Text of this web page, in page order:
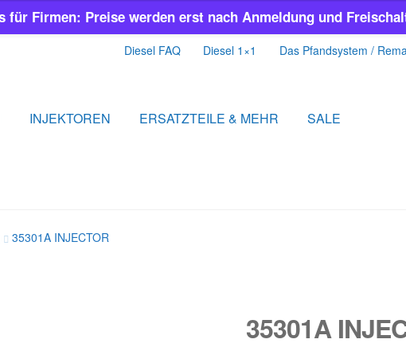
Diesel FAQ Diesel 1×1 Das Pfandsystem /
INJEKTOREN ERSATZTEILE & MEHR SALE
35301A INJECTOR
35301A
für Firmen: Preise werden erst nach Anmeldung und